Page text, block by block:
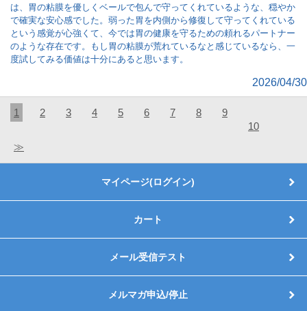
は、胃の粘膜を優しくベールで包んで守ってくれているような、穏やか
で確実な安心感でした。弱った胃を内側から修復して守ってくれている
という感覚が心強くて、今では胃の健康を守るための頼れるパートナー
のような存在です。もし胃の粘膜が荒れているなと感じているなら、一
度試してみる価値は十分にあると思います。
2026/04/30
1 2 3 4 5 6 7 8
9
10
≫
マイページ(ログイン)
カート
メール受信テスト
メルマガ申込/停止